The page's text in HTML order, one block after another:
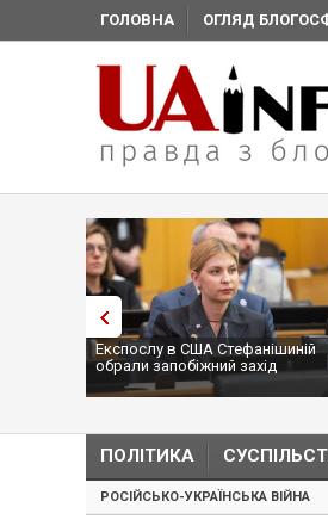
ГОЛОВНА ОГЛЯД
Експослу в США Стефанішиній
обрали запобіжний захід
ПОЛІТИКА
РОСІЙСЬКО-УКРАЇНСЬКА ВІЙНА